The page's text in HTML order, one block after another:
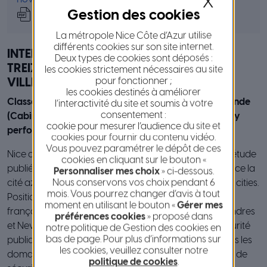
Modalités d’attribution Label auto-partage
INTEL ET JUNIPER PLACENT NICE À LA
TREIZIÈME PLACED’UN CLASSEMENT DES
VILLES INTELLIGENTES DANS LE MONDE.
Classement Smart city des villes intelligentes du monde
(Cabinet Juniper Research) / Smart City : Global City
performance (Juniper Research)
Nice confirme son statut de smart city mondiale. Une étude
publiée en mars 2018 par Intel et Juniper Research place la
cité azuréenne dans le top 20 international des smart cities.
Positionnée au treizième rang, Nice est la seule ville
française d’un classement dominé par Singapour, Londres
et New-York selon des critères de mobilité, santé, sécurité
publique et productivité. Nice se classe 13e sur 20 dans les
domaines de la mobilité et de la santé, 10e en matière de
La métropole Nice Côte d’Azur utilise
différents cookies sur son site internet.
Deux types de cookies sont déposés :
les cookies strictement nécessaires au site
pour fonctionner ;
les cookies destinés à améliorer
l’interactivité du site et soumis à votre
consentement :
cookie pour mesurer l’audience du site et
cookies pour fournir du contenu vidéo.
Vous pouvez paramétrer le dépôt de ces
cookies en cliquant sur le bouton «
Personnaliser mes choix» ci-dessous.
Nous conservons vos choix pendant 6
mois. Vous pourrez changer d’avis à tout
moment en utilisant le bouton «Gérer mes
préférences cookies» proposé dans
notre politique de Gestion des cookies en
bas de page. Pour plus d’informations sur
les cookies, veuillez consulter notre
politique de cookies.